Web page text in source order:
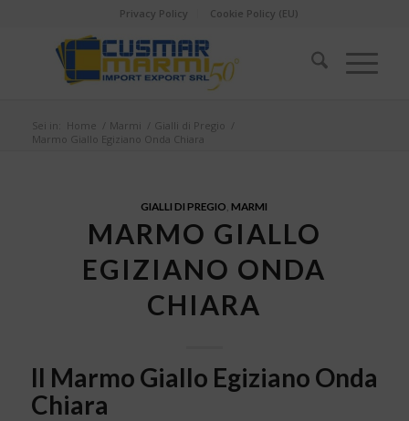
Privacy Policy Cookie Policy (EU)
Sei in: Home / Marmi / Gialli di Pregio /
Marmo Giallo Egiziano Onda Chiara
GIALLI DI PREGIO ,MARMI
MARMO GIALLO
EGIZIANO ONDA
CHIARA
Il Marmo Giallo Egiziano Onda
Chiara